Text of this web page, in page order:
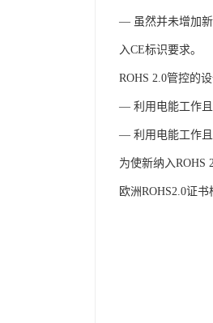
— 虽然并未增加
入CE标识要求。
ROHS 2.0管控的设
— 利用电能工作且
— 利用电能工作且
为使新纳入ROHS
欧洲ROHS2.0证